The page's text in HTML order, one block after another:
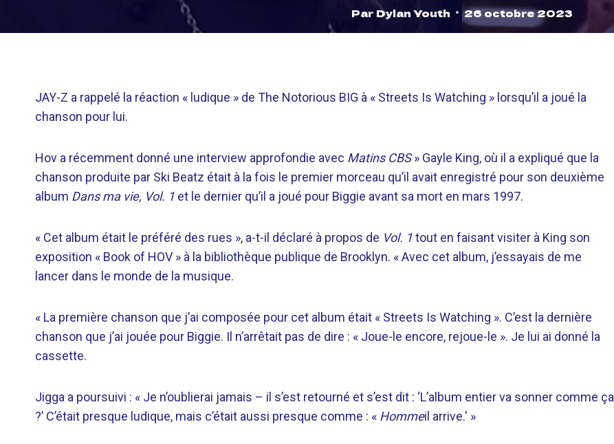
Par Dylan Youth 26 octobre 2023
JAY-Z a rappelé la réaction « ludique » de The Notorious BIG à « Streets Is Watching » lorsqu’il a joué la
chanson pour lui.
Hov a récemment donné une interview approfondie avec Matins CBS» Gayle King, où il a expliqué que la
chanson produite par Ski Beatz était à la fois le premier morceau qu’il avait enregistré pour son deuxième
album Dans ma vie, Vol. 1 et le dernier qu’il a joué pour Biggie avant sa mort en mars 1997.
« Cet album était le préféré des rues », a-t-il déclaré à propos de Vol. 1tout en faisant visiter à King son
exposition « Book of HOV » à la bibliothèque publique de Brooklyn. « Avec cet album, j’essayais de me
lancer dans le monde de la musique.
« La première chanson que j’ai composée pour cet album était « Streets Is Watching ». C’est la dernière
chanson que j’ai jouée pour Biggie. Il n’arrêtait pas de dire : « Joue-le encore, rejoue-le ». Je lui ai donné la
cassette.
Jigga a poursuivi : « Je n’oublierai jamais – il s’est retourné et s’est dit : ‘L’album entier va sonner comme ça
?’ C’était presque ludique, mais c’était aussi presque comme : « Hommeil arrive.' »